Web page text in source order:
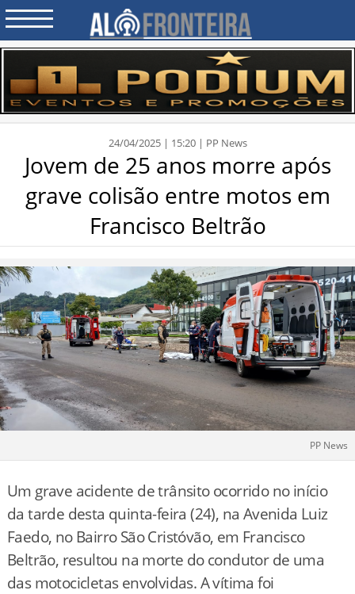
24/04/2025 | 15:20 | PP News
Jovem de 25 anos morre após
grave colisão entre motos em
Francisco Beltrão
PP News
Um grave acidente de trânsito ocorrido no início
da tarde desta quinta-feira (24), na Avenida Luiz
Faedo, no Bairro São Cristóvão, em Francisco
Beltrão, resultou na morte do condutor de uma
das motocicletas envolvidas. A vítima foi